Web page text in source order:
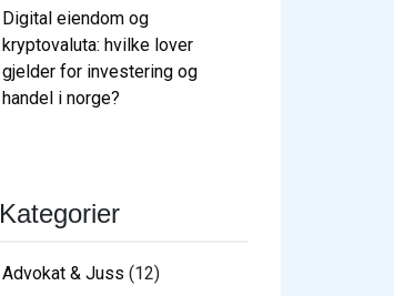
Digital eiendom og
kryptovaluta: hvilke lover
gjelder for investering og
handel i norge?
Kategorier
Advokat & Juss (12)